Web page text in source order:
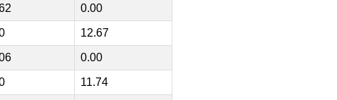
0.00
12.67
0.00
11.74